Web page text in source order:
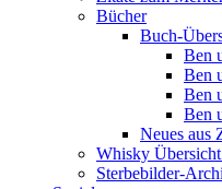
Bücher
Buch-
Ben
Ben
Ben
Ben
Neues aus
Whisky
Sterbebilder-